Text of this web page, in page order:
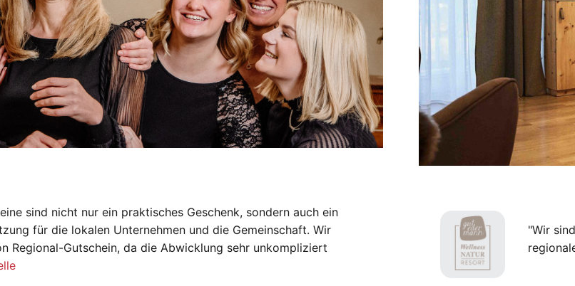
sind nicht nur ein praktisches Geschenk, sondern auch ein
für die lokalen Unternehmen und die Gemeinschaft. Wir
Regional-Gutschein, da die Abwicklung sehr unkompliziert
"Wir